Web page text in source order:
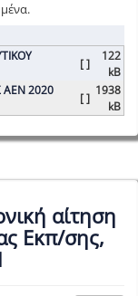
[ ]
122
kB
ΑΕΝ 2020
[ ]
1938
kB
αίτηση
Εκπ/σης,